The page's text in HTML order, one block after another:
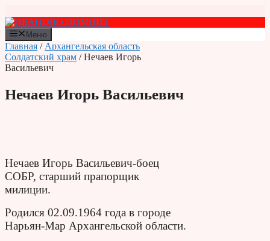
к
содержимому
Меню
Главная / Архангельская область
Солдатский храм / Нечаев Игорь
Васильевич
Нечаев Игорь Васильевич
Нечаев Игорь Васильевич-боец
СОБР, старший прапорщик
милиции.
Родился 02.09.1964 года в городе
Нарьян-Мар Архангельской области.